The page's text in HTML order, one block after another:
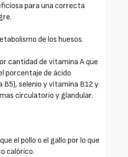
para una correcta
de los huesos.
cantidad de vitamina A que
porcentaje de ácido
selenio y vitamina B12 y
circulatorio y glandular.
el pollo o el gallo por lo que
calórico.